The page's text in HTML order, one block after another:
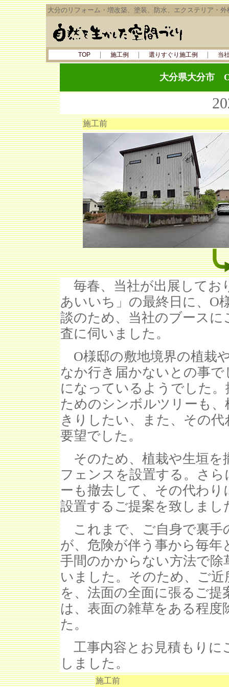
大分のリフォーム・増改築、塗装、防水、エクステリア・
TOP｜ 施工例 ｜ 選りすぐり施工例 ｜ 当
大分県大分市
施工前
毎春、当社が出展してお
あいいち」の最終日に、O
談のため、当社のブース
査に伺いました。
O様邸の敷地境界の植栽
なか行き届かないとの事
になっているようでした
ためのシンボルツリーも
きりしたい、また、その
要望でした。
そのため、植栽や生垣を
フェンスを設置する。さ
ーも撤去して、その代わ
設置するご提案を致しまし
これまで、ご自身で裏手
が、危険が伴う事から毎
手間のかからない方法で
いました。そのため、ご
を、法面の全面に張るご
は、表面の雑草をある程
た。
工事内容とお見積もりに
しました。
施工前